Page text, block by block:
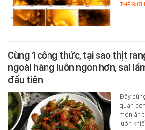
THẾ GIỚI
Cùng 1 công thức, tại sao thịt
ngoài hàng luôn ngon hơn, sai
đầu tiên
Đây
quán
món ăn
luôn